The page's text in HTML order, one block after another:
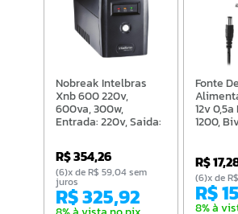
Nobreak Intelbras
Xnb 600 220v,
600va, 300w,
Entrada: 220v, Saida:
R$ 354,26
R$ 325,92
(6)x de R$ 59,04 sem
juros
Fonte De
12v
1200,
R$
R$
8% à
(6)x de